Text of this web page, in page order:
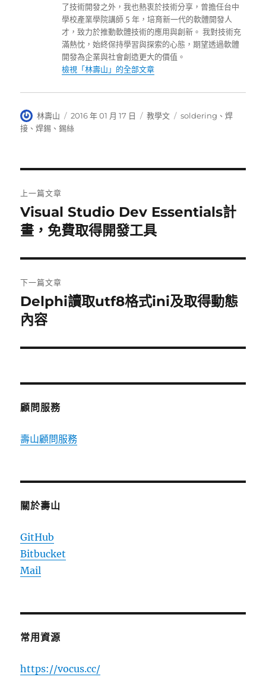
了技術開發之外，我也熱衷於技術分享，曾擔任台中
學校產業學院講師 5 年，培育新一代的軟體開發人
才，致力於推動軟體技術的應用與創新。 我對技術充
滿熱忱，始終保持學習與探索的心態，期望透過軟體
開發為企業與社會創造更大的價值。
檢視「林壽山」的全部文章
作
者
林壽山
發
佈
2016 年 01 月 17 日
分
教學文
標
soldering 、焊
接 、焊錫 、錫絲
章
導
覽
上一篇文章
上
一
文
章:
Visual Studio Dev Essentials計
畫，免費取得開發工具
下一篇文章
下
一
文
Delphi讀取utf8格式ini及取得動態
內容
顧問服務
壽山顧問服務
關於壽山
GitHub
Bitbucket
Mail
常用資源
https://vocus.cc/